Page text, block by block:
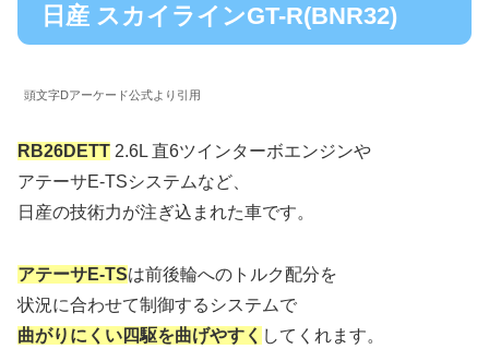
日産 スカイラインGT-R(BNR32)
頭文字Dアーケード公式より引用
RB26DETT 2.6L 直6ツインターボエンジンや
アテーサE-TSシステムなど、
日産の技術力が注ぎ込まれた車です。
アテーサE-TSは前後輪へのトルク配分を
状況に合わせて制御するシステムで
曲がりにくい四駆を曲げやすく してくれます。